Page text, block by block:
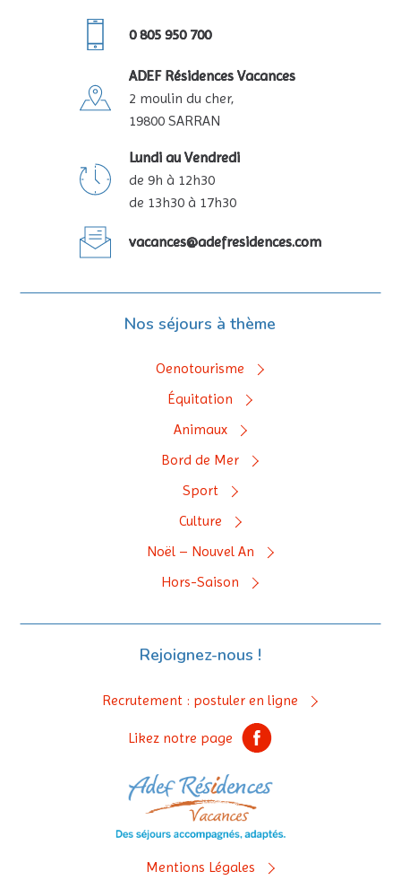
0 805 950 700
ADEF Résidences Vacances
2 moulin du cher,
19800 SARRAN
Lundi au Vendredi
de 9h à 12h30
de 13h30 à 17h30
vacances@adefresidences.com
Nos séjours à thème
Oenotourisme
Équitation
Animaux
Bord de Mer
Sport
Culture
Noël – Nouvel An
Hors-Saison
Rejoignez-nous !
Recrutement : postuler en ligne
Likez notre page
Mentions Légales